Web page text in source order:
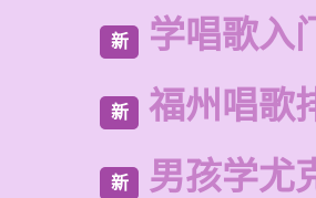
新 学唱歌入
新 福州唱歌
新 男孩学尤